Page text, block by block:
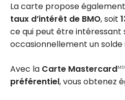
La carte propose également
taux d’intérêt de BMO, soit
ce qui peut être intéressant
occasionnellement un
Avec la Carte MastercardMD
préférentiel, vous obtenez